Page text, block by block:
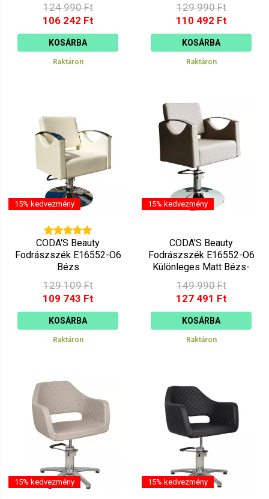
124 990 Ft
106 242 Ft
KOSÁRBA
Raktáron
129 990 Ft
110 492 Ft
KOSÁRBA
Raktáron
15% kedvezmény
CODA'S Beauty
Fodrászszék E16552-O6
Bézs
129 109 Ft
109 743 Ft
KOSÁRBA
Raktáron
15% kedvezmény
CODA'S Beauty
Fodrászszék E16552-O6
Különleges Matt Bézs-
szürke
149 990 Ft
127 491 Ft
KOSÁRBA
Raktáron
15% kedvezmény 15% kedvezmény